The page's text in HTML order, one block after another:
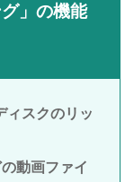
グ」の機能
ィスクのリッ
動画ファイ